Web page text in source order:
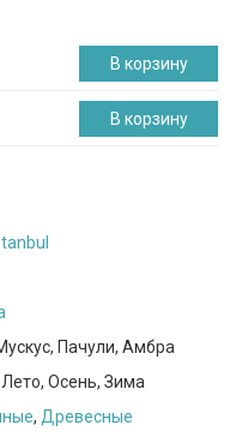
В корзину
В корзину
Пачули, Амбра
Лето, Осень, Зима
, Древесные